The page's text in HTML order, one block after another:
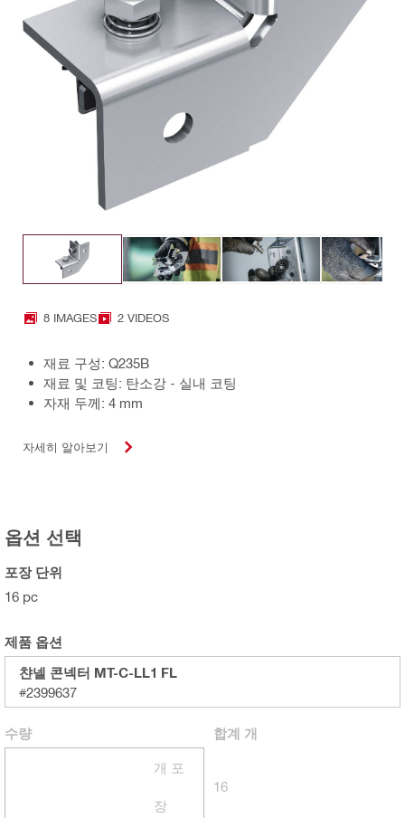
8 IMAGES 2 VIDEOS
재료 구성: Q235B
재료 및 코팅: 탄소강 - 실내 코팅
자재 두께: 4 mm
자세히 알아보기
옵션 선택
포장 단위
16 pc
제품 옵션
챤넬 콘넥터 MT-C-LL1 FL
#2399637
수량
개 포
장
합계 개
16